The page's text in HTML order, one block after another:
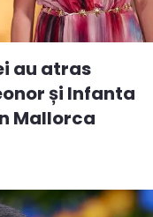
au atras
și Infanta
Mallorca